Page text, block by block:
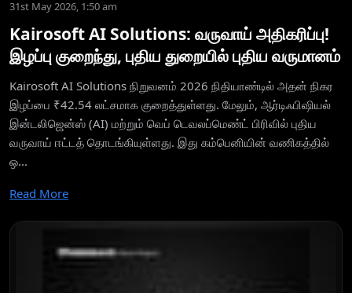
31st May 2026, 1:50 am
Kairosoft AI Solutions: வருவாய் அதிகரிப்பு!
இழப்பு குறைந்து, புதிய துறையில் புதிய வருமானம்
Kairosoft AI Solutions நிறுவனம் 2026 நிதியாண்டில் அதன் நிகர
இழப்பை ₹42.54 லட்சமாக குறைத்துள்ளது. மேலும், ஆர்டிஃபிஷியல்
இன்டலிஜென்ஸ் (AI) மற்றும் வெப் டெவலப்மெண்ட் பிரிவில் புதிய
வருவாய் ஈட்டத் தொடங்கியுள்ளது. இது கம்பெனியின் வணிகத்தில்
ஒ...
Read More